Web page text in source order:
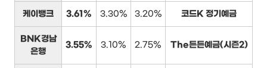
케이뱅크 3.61% 3.30% 3.20% 코드K 정기예금
BNK경남
은행
3.55% 3.10% 2.75% The든든예금(시즌2)